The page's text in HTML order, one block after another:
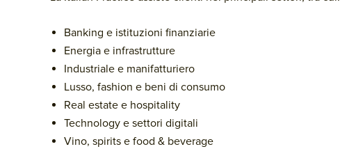
Banking e istituzioni finanziarie
Energia e infrastrutture
Industriale e manifatturiero
Lusso, fashion e beni di consumo
Real estate e hospitality
Technology e settori digitali
Vino, spirits e food & beverage